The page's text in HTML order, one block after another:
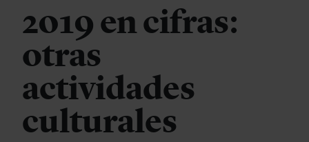
2019 en cifras:
otras
actividades
culturales